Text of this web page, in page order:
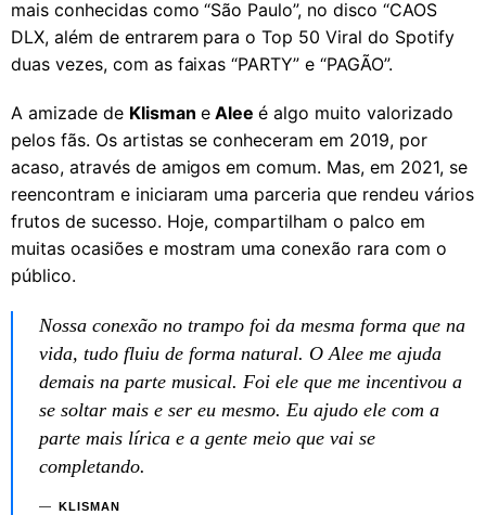
mais conhecidas como “São Paulo”, no disco “CAOS
DLX, além de entrarem para o Top 50 Viral do Spotify
duas vezes, com as faixas “PARTY” e “PAGÃO”.
A amizade de Klisman eAleeé algo muito valorizado
pelos fãs. Os artistas se conheceram em 2019, por
acaso, através de amigos em comum. Mas, em 2021, se
reencontram e iniciaram uma parceria que rendeu vários
frutos de sucesso. Hoje, compartilham o palco em
muitas ocasiões e mostram uma conexão rara com o
público.
Nossa conexão no trampo foi da mesma forma que na
vida, tudo fluiu de forma natural. O Alee me ajuda
demais na parte musical. Foi ele que me incentivou a
se soltar mais e ser eu mesmo. Eu ajudo ele com a
parte mais lírica e a gente meio que vai se
completando.
KLISMAN